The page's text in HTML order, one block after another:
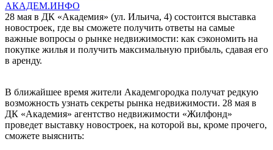
АКАДЕМ.ИНФО
28 мая в ДК «Академия» (ул. Ильича, 4) состоится выставка
новостроек, где вы сможете получить ответы на самые
важные вопросы о рынке недвижимости: как сэкономить на
покупке жилья и получить максимальную прибыль, сдавая его
в аренду.
В ближайшее время жители Академгородка получат редкую
возможность узнать секреты рынка недвижимости. 28 мая в
ДК «Академия» агентство недвижимости «Жилфонд»
проведет выставку новостроек, на которой вы, кроме прочего,
сможете выяснить: